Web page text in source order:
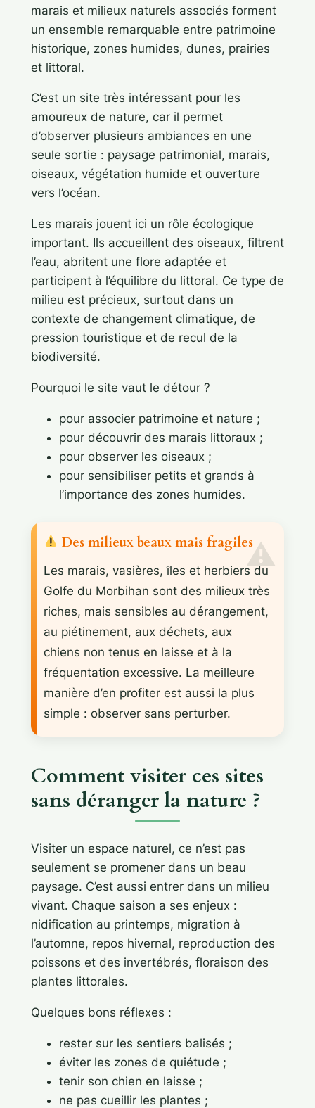
marais et milieux naturels associés forment
un ensemble remarquable entre patrimoine
historique, zones humides, dunes, prairies
et littoral.
C’est un site très intéressant pour les
amoureux de nature, car il permet
d’observer plusieurs ambiances en une
seule sortie : paysage patrimonial, marais,
oiseaux, végétation humide et ouverture
vers l’océan.
Les marais jouent ici un rôle écologique
important. Ils accueillent des oiseaux, filtrent
l’eau, abritent une flore adaptée et
participent à l’équilibre du littoral. Ce type de
milieu est précieux, surtout dans un
contexte de changement climatique, de
pression touristique et de recul de la
biodiversité.
Pourquoi le site vaut le détour ?
pour associer patrimoine et nature ;
pour découvrir des marais littoraux ;
pour observer les oiseaux ;
pour sensibiliser petits et grands à
l’importance des zones humides.
Des milieux beaux mais fragiles
Les marais, vasières, îles et herbiers du
Golfe du Morbihan sont des milieux très
riches, mais sensibles au dérangement,
au piétinement, aux déchets, aux
chiens non tenus en laisse et à la
fréquentation excessive. La meilleure
manière d’en profiter est aussi la plus
simple : observer sans perturber.
Comment visiter ces sites
sans déranger la nature ?
Visiter un espace naturel, ce n’est pas
seulement se promener dans un beau
paysage. C’est aussi entrer dans un milieu
vivant. Chaque saison a ses enjeux :
nidification au printemps, migration à
l’automne, repos hivernal, reproduction des
poissons et des invertébrés, floraison des
plantes littorales.
Quelques bons réflexes :
rester sur les sentiers balisés ;
éviter les zones de quiétude ;
tenir son chien en laisse ;
ne pas cueillir les plantes ;